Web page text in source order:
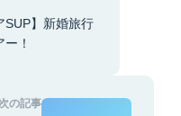
SUP】新婚旅行
！
次の記事